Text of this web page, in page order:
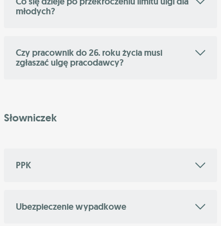
młodych?
Czy pracownik do 26. roku życia musi
zgłaszać ulgę pracodawcy?
Słowniczek
PPK
Ubezpieczenie wypadkowe